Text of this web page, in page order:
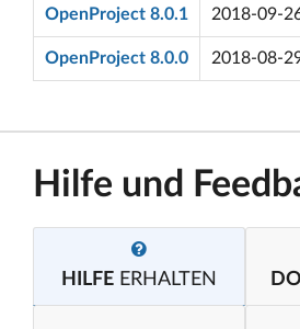
OpenProject 8.0.1 2018-09-
OpenProject 8.0.0 2018-08-
Hilfe und
HILFE ERHALTEN